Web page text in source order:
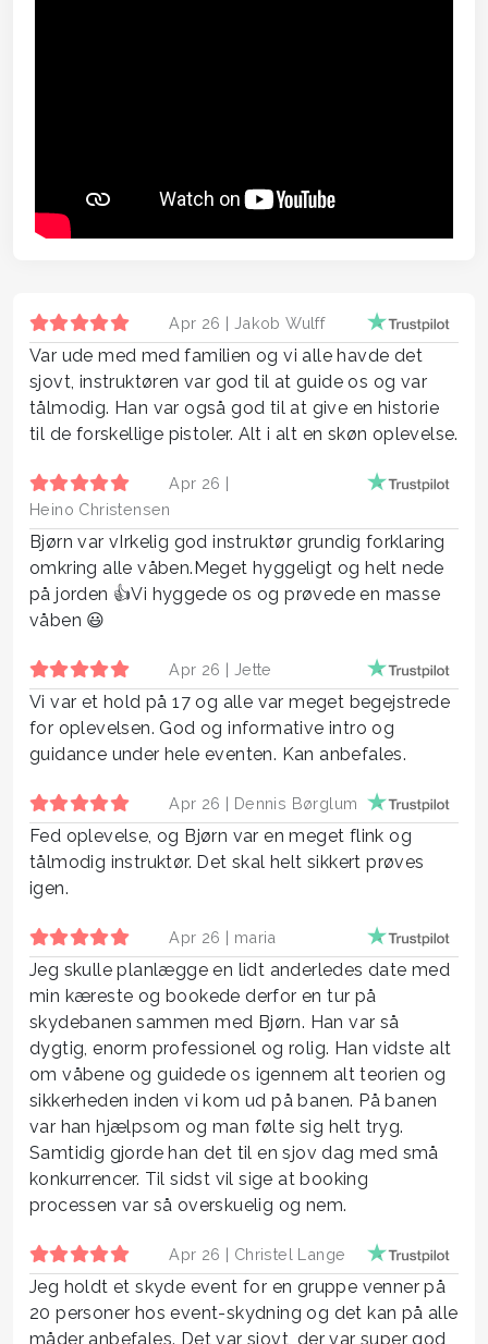
Apr 26 | Jakob Wulff
Var ude med med familien og vi alle havde det
sjovt, instruktøren var god til at guide os og var
tålmodig. Han var også god til at give en historie
til de forskellige pistoler. Alt i alt en skøn oplevelse.
Apr 26 |
Heino Christensen
Bjørn var vIrkelig god instruktør grundig forklaring
omkring alle våben.Meget hyggeligt og helt nede
på jorden 👍Vi hyggede os og prøvede en masse
våben 😃
Apr 26 | Jette
Vi var et hold på 17 og alle var meget begejstrede
for oplevelsen. God og informative intro og
guidance under hele eventen. Kan anbefales.
Apr 26 | Dennis Børglum
Fed oplevelse, og Bjørn var en meget flink og
tålmodig instruktør. Det skal helt sikkert prøves
igen.
Apr 26 | maria
Jeg skulle planlægge en lidt anderledes date med
min kæreste og bookede derfor en tur på
skydebanen sammen med Bjørn. Han var så
dygtig, enorm professionel og rolig. Han vidste alt
om våbene og guidede os igennem alt teorien og
sikkerheden inden vi kom ud på banen. På banen
var han hjælpsom og man følte sig helt tryg.
Samtidig gjorde han det til en sjov dag med små
konkurrencer. Til sidst vil sige at booking
processen var så overskuelig og nem.
Apr 26 | Christel Lange
Jeg holdt et skyde event for en gruppe venner på
20 personer hos event-skydning og det kan på alle
måder anbefales. Det var sjovt, der var super god